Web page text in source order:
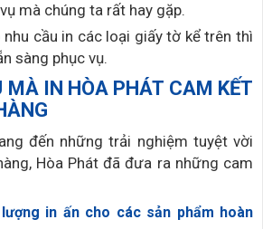
mà chúng ta rất hay gặp.
nhu cầu in các loại giấy tờ kể trên thì
sàng phục vụ.
MÀ IN HÒA PHÁT CAM KẾT
đến những trải nghiệm tuyệt vời
Hòa Phát đã đưa ra những cam
in ấn cho các sản phẩm hoàn